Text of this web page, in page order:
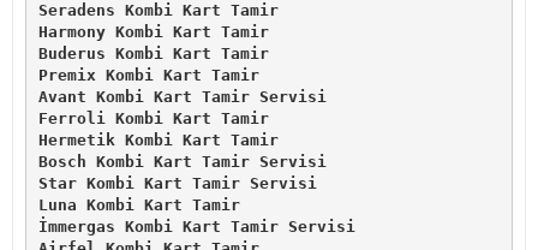
Seradens Kombi Kart Tamir
Harmony Kombi Kart Tamir
Buderus Kombi Kart Tamir
Premix Kombi Kart Tamir
Avant Kombi Kart Tamir Servisi
Ferroli Kombi Kart Tamir
Hermetik Kombi Kart Tamir
Bosch Kombi Kart Tamir Servisi
Star Kombi Kart Tamir Servisi
Luna Kombi Kart Tamir
İmmergas Kombi Kart Tamir Servisi